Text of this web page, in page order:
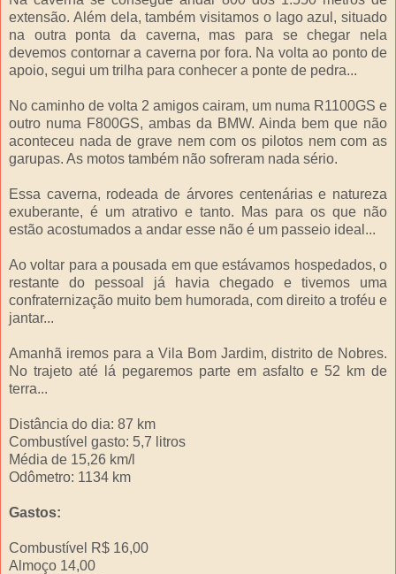
extensão. Além dela, também visitamos o lago azul, situado
na outra ponta da caverna, mas para se chegar nela
devemos contornar a caverna por fora. Na volta ao ponto de
apoio, segui um trilha para conhecer a ponte de pedra...
No caminho de volta 2 amigos cairam, um numa R1100GS e
outro numa F800GS, ambas da BMW. Ainda bem que não
aconteceu nada de grave nem com os pilotos nem com as
garupas. As motos também não sofreram nada sério.
Essa caverna, rodeada de árvores centenárias e natureza
exuberante, é um atrativo e tanto. Mas para os que não
estão acostumados a andar esse não é um passeio ideal...
Ao voltar para a pousada em que estávamos hospedados, o
restante do pessoal já havia chegado e tivemos uma
confraternização muito bem humorada, com direito a troféu e
jantar...
Amanhã iremos para a Vila Bom Jardim, distrito de Nobres.
No trajeto até lá pegaremos parte em asfalto e 52 km de
terra...
Distância do dia: 87 km
Combustível gasto: 5,7 litros
Média de 15,26 km/l
Odômetro: 1134 km
Gastos:
Combustível R$ 16,00
Almoço 14,00